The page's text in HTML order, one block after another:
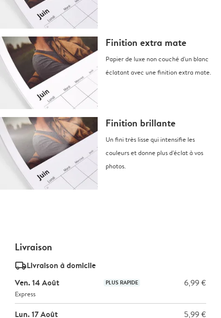
Finition extra mate
Papier de luxe non couché d'un blanc
éclatant avec une finition extra mate.
Finition brillante
Un fini très lisse qui intensifie les
couleurs et donne plus d'éclat à vos
photos.
Livraison
delivery_standard_v2Livraison à domicile
Ven. 14 Août
PLUS RAPIDE 6,99 €
Express
Lun. 17 Août 5,99 €